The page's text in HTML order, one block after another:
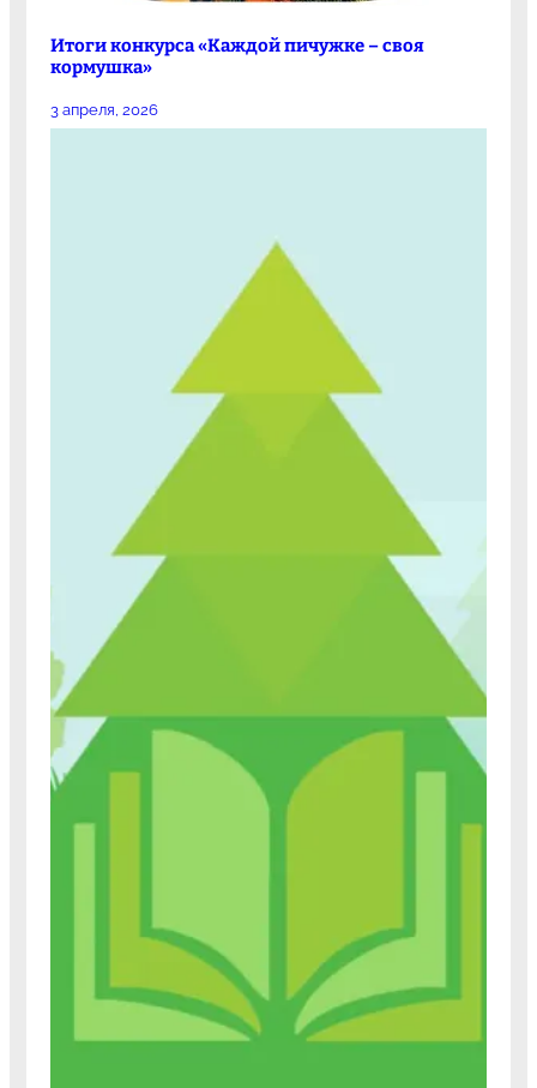
Итоги конкурса «Каждой пичужке – своя
кормушка»
3 апреля, 2026